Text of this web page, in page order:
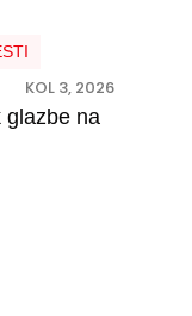
KOL 3, 2026
glazbe na